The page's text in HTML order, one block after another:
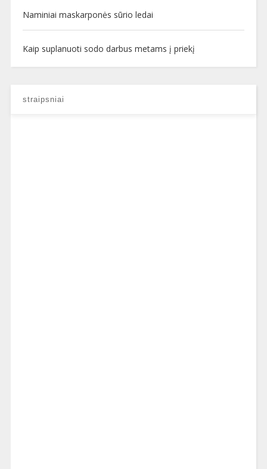
Naminiai maskarponės sūrio ledai
Kaip suplanuoti sodo darbus metams į priekį
straipsniai